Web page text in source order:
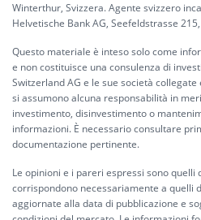
Winterthur, Svizzera. Agente svizzero
Helvetische Bank AG, Seefeldstrasse
Questo materiale è inteso solo come
e non costituisce una consulenza di
Switzerland AG e le sue società
si assumono alcuna responsabilità in
investimento, disinvestimento o
informazioni. È necessario consultare
documentazione pertinente.
Le opinioni e i pareri espressi sono quelli
corrispondono necessariamente a quelli
aggiornate alla data di pubblicazione e